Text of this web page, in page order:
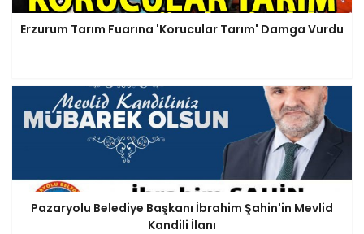
Emre Akdoğan'a Hayırlı
Olsun Ziyaretleri
Erzurum Tarım Fuarına 'Korucular Tarım' Damga Vurdu
Pazaryolu Belediye Başkanı İbrahim Şahin'in Mevlid
Kandili İlanı